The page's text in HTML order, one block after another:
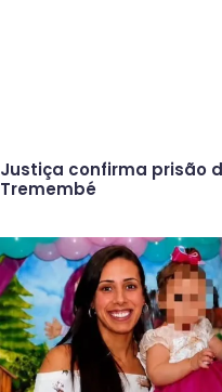
Justiça confirma prisão
Tremembé